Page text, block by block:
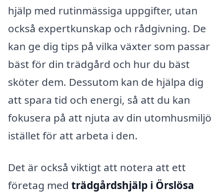
hjälp med rutinmässiga uppgifter, utan
också expertkunskap och rådgivning. De
kan ge dig tips på vilka växter som passar
bäst för din trädgård och hur du bäst
sköter dem. Dessutom kan de hjälpa dig
att spara tid och energi, så att du kan
fokusera på att njuta av din utomhusmiljö
istället för att arbeta i den.
Det är också viktigt att notera att ett
företag med trädgårdshjälp i Örslösa